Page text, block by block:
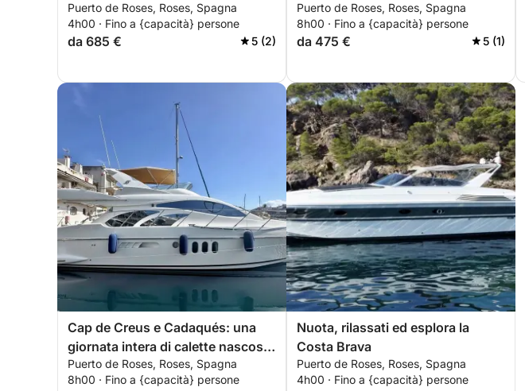
acque turchesi.
Puerto de Roses, Roses, Spagna
4h00 · Fino a {capacità} persone
da 685 € 5 (2)
Puerto de Roses, Roses, Spagna
8h00 · Fino a {capacità} persone
da 475 € 5 (1)
Cap de Creus e Cadaqués: una
giornata intera di calette nascoste
e lusso mediterraneo
Puerto de Roses, Roses, Spagna
8h00 · Fino a {capacità} persone
Nuota, rilassati ed esplora la
Costa Brava
Puerto de Roses, Roses, Spagna
4h00 · Fino a {capacità} persone